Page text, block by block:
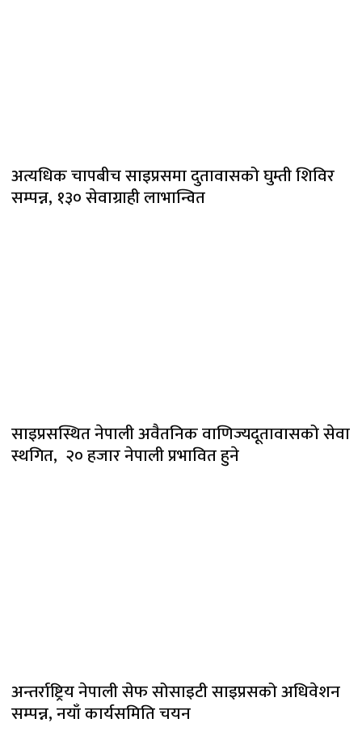
अत्यधिक चापबीच साइप्रसमा दुतावासको घुम्ती शिविर
सम्पन्न, १३० सेवाग्राही लाभान्वित
साइप्रसस्थित नेपाली अवैतनिक वाणिज्यदूतावासको सेवा
स्थगित, २० हजार नेपाली प्रभावित हुने
अन्तर्राष्ट्रिय नेपाली सेफ सोसाइटी साइप्रसको अधिवेशन
सम्पन्न, नयाँ कार्यसमिति चयन